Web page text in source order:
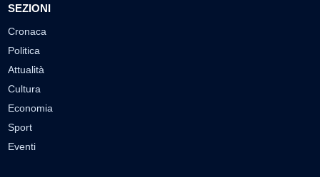
SEZIONI
Cronaca
Politica
Attualità
Cultura
Economia
Sport
Eventi